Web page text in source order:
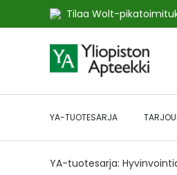
Tilaa Wolt-
to
Content
YA-TUOTESARJA
YA-tuotesarja: